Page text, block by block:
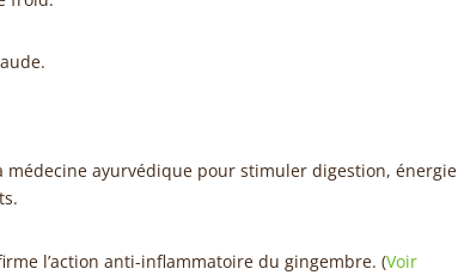
ayurvédique pour stimuler digestion, énergie
l’action anti-inflammatoire du gingembre. (Voir